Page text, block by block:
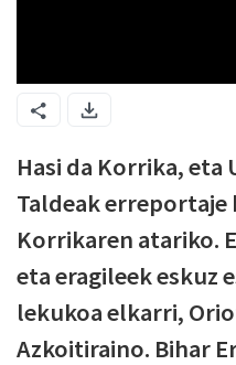
Hasi da Korrika,
Taldeak erreportaje
Korrikaren atariko.
eta eragileek eskuz
lekukoa elkarri,
Azkoitiraino. Bihar